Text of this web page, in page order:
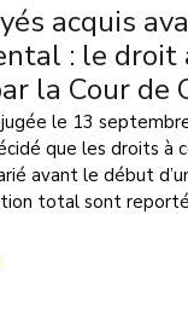
acquis
: le
la Cour de
le 13
que les droits à
avant le début
total sont